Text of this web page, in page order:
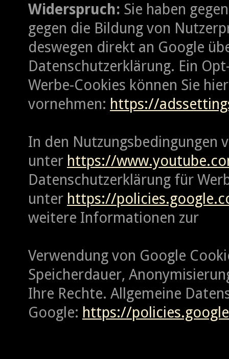
Widerspruch: Sie haben
gegen die Bildung von
deswegen direkt an Google
Datenschutzerklärung. Ein
Werbe-Cookies können Sie
vornehmen: https://
In den Nutzungsbedingungen
unter https://
Datenschutzerklärung für
unter https://
weitere Informationen zur
Verwendung von Google
Speicherdauer,
Ihre Rechte. Allgemeine
Google: https://